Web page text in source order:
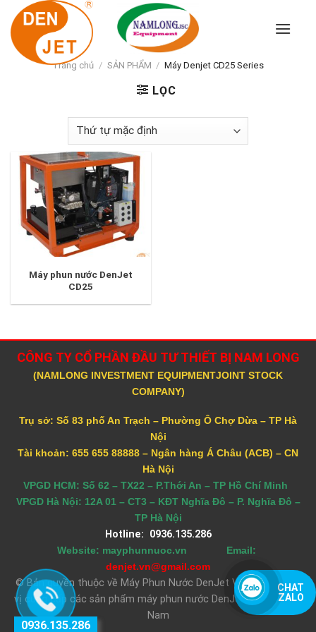
Skip
content
Trang chủ / SẢN PHẨM / Máy Denjet CD25 Series
LỌC
Máy phun nước DenJet
CD25
CÔNG TY CỔ PHẦN ĐẦU TƯ THIẾT BỊ NAM LONG
(NAMLONG INVESTMENT EQUIPMENTJOINT STOCK
COMPANY)
Trụ sở: Số 83 phố An Trạch – Phường Ô Chợ Dừa – TP Hà
Nội
Tài khoản: 655 655 88888 – Ngân hàng Á Châu (ACB) – CN
Hà Nội
VPGD HCM: Số 62 – TX22 – P.Thới An – TP Hồ Chí Minh
VPGD Hà Nội: 12A 01 – CT3 – KĐT Nghĩa Đô – P. Nghĩa Đô –
TP Hà Nội
Hotline: 0936.135.286
Website: mayphunnuoc.vn Email:
denjet.vn@gmail.com
© Bản quyền thuộc về Máy Phun Nước DenJet Việt Nam | Đơn
vị cung cấp các sản phẩm máy phun nước DenJet số 1 tại Việt
Nam
0936.135.286
CHAT
ZALO